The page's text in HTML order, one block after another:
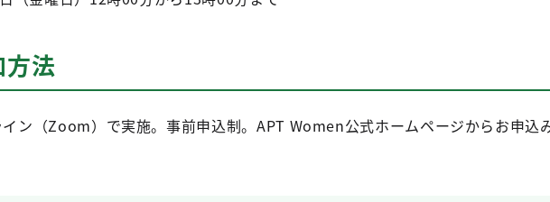
法
イン（Zoom）で実施。事前申込制。APT Women公式ホームページからお申込